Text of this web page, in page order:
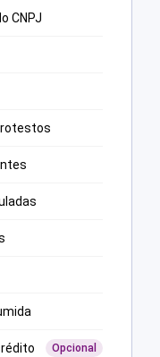
CNPJ
Opcional